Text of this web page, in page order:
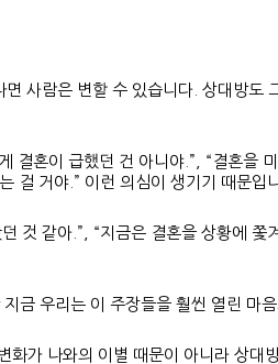
사람은 변할 수 있습니다. 상대방
혼이 급했던 건 아니야.”, “결혼을
걸 거야.” 이런 의심이 생기기 때문입
것 같아.”, “지금은 결혼을 상황에
금 우리는 이 주장들을 훨씬 열린 마
가 나와의 이별 때문이 아니라 상대